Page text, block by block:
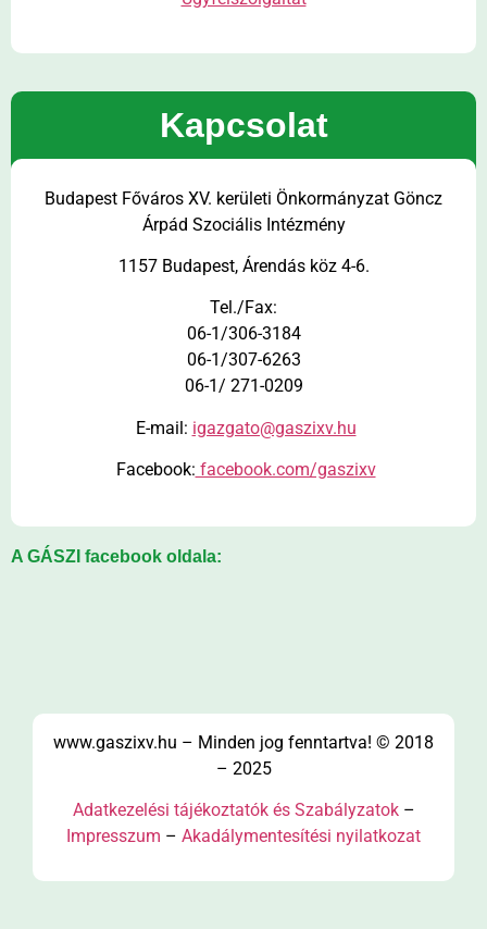
Kapcsolat
Budapest Főváros XV. kerületi Önkormányzat Göncz
Árpád Szociális Intézmény
1157 Budapest, Árendás köz 4-6.
Tel./Fax:
06-1/306-3184
06-1/307-6263
06-1/ 271-0209
E-mail: igazgato@gaszixv.hu
Facebook: facebook.com/gaszixv
A GÁSZI facebook oldala:
www.gaszixv.hu – Minden jog fenntartva! © 2018
– 2025
Adatkezelési tájékoztatók és Szabályzatok–
Impresszum – Akadálymentesítési nyilatkozat